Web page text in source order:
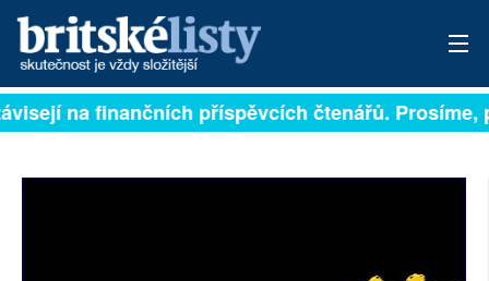
PŘIHLÁSIT
na finančních příspěvcích čtenářů. Prosíme,